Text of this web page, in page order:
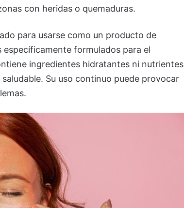
con heridas o quemaduras.
para usarse como un producto de
formulados para el
ingredientes hidratantes ni nutrientes
Su uso continuo puede provocar